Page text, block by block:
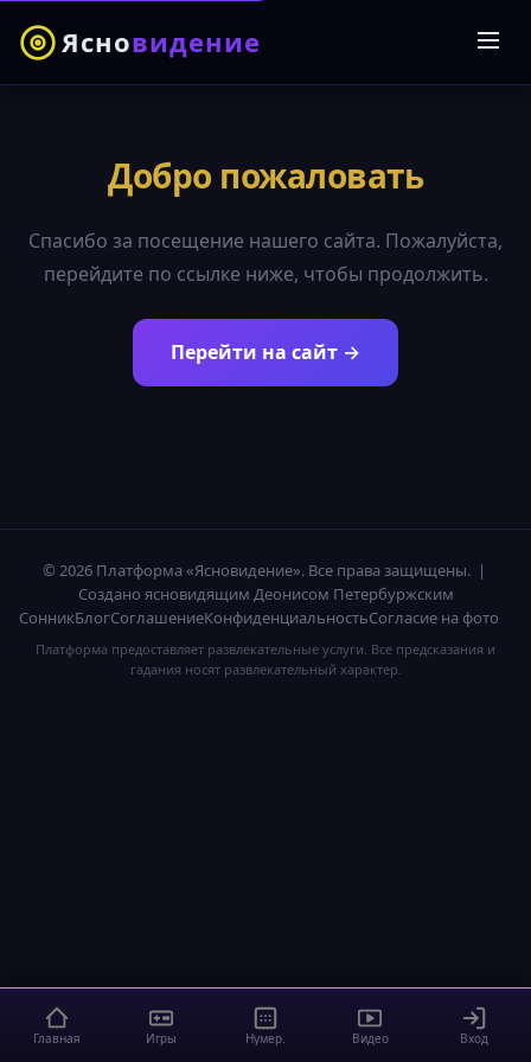
Ясновидение
Добро пожаловать
Спасибо за посещение нашего сайта. Пожалуйста,
перейдите по ссылке ниже, чтобы продолжить.
Перейти на сайт →
© 2026 Платформа «Ясновидение». Все права защищены. |
Создано ясновидящим Деонисом Петербуржским
СонникБлогСоглашениеКонфиденциальностьСогласие на фото
Платформа предоставляет развлекательные услуги. Все предсказания и
гадания носят развлекательный характер.
Главная Игры Нумер. Видео Вход